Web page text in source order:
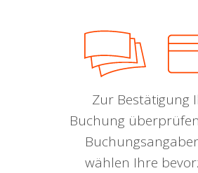
Zur Bestätigung
Buchung
wählen Ihre